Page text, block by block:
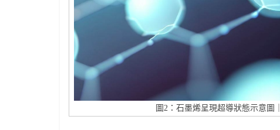
圖2：石墨烯呈現超導狀態示意圖